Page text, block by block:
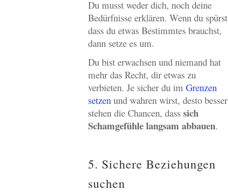
Du musst weder dich, noch deine
Bedürfnisse erklären. Wenn du
dass du etwas Bestimmtes brauchst,
dann setze es um.
Du bist erwachsen und niemand hat
mehr das Recht, dir etwas zu
verbieten. Je sicher du im Grenzen
setzenund wahren wirst, desto besser
stehen die Chancen, dass sich
Schamgefühle langsam abbauen.
5. Sichere Beziehungen
suchen